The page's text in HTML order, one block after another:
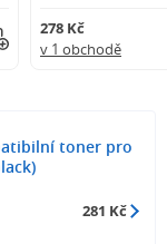
278 Kč
v 1 obchodě
toner pro
281 Kč